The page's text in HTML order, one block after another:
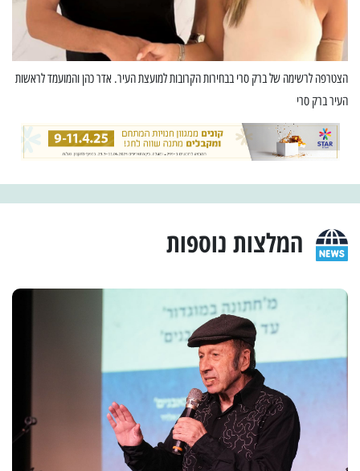
הצטרפה לרשימה של ברק סרי בבחירות הקרובות למועצת העיר. אדר כהן והמועמד לראשות
העיר ברק סרי
המלצות נוספות